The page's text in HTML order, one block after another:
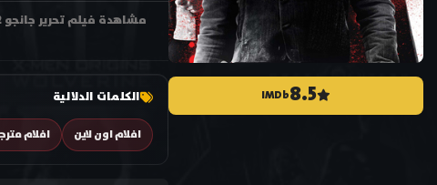
8.5
IMDb الكلمات الدلالية
افلام اون لاين افلام